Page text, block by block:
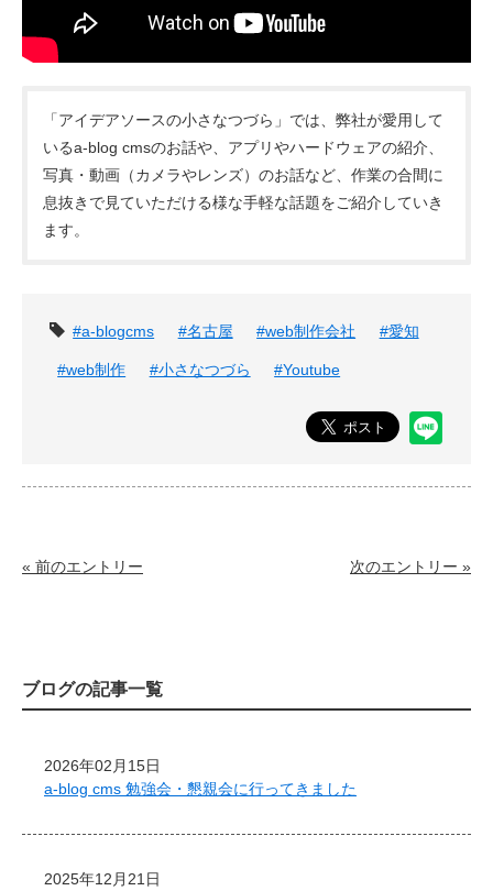
「アイデアソースの小さなつづら」では、弊社が愛用して
いるa-blog cmsのお話や、アプリやハードウェアの紹介、
写真・動画（カメラやレンズ）のお話など、作業の合間に
息抜きで見ていただける様な手軽な話題をご紹介していき
ます。
タグ
#a-blogcms #名古屋 #web制作会社 #愛知
#web制作 #小さなつづら #Youtube
« 前のエントリー 次のエントリー »
ブログの記事一覧
2026年02月15日
a-blog cms 勉強会・懇親会に行ってきました
2025年12月21日